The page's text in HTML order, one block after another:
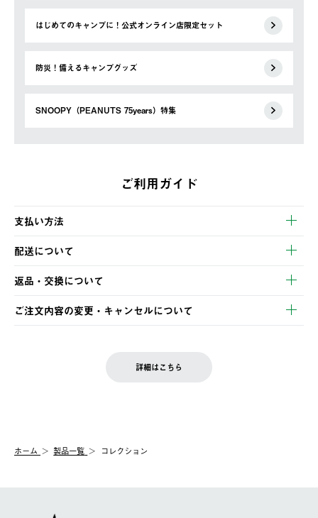
はじめてのキャンプに！公式オンライン店限定セット
防災！備えるキャンプグッズ
SNOOPY（PEANUTS 75years）特集
ご利用ガイド
支払い方法
以下のいずれかの方法でお支払いいただけます。
・クレジットカード決済
・コンビニ決済
・Pay-easy決済
配送について
【発送スケジュール】
ご注文・ご入金完了より2営業日以内に商品を発送いたします。
土日祝の発送はございませんので、木曜日以降のご注文は週明け
の発送となる場合がございます。
【配送業者】
佐川急便にて配送されます。
返品・交換について
※お客様都合の場合
お客様都合の返品にかかる送料は、お客様ご負担とさせていただ
一度お手元の商品を返品いただき、ご希望商品を再注文してくだ
ご注文内容の変更・キャンセルについて
LOGOS FAMILY会員の方は、会員マイページ内 購入履歴画面に
詳細はこちら
ホーム 製品一覧 コレクション